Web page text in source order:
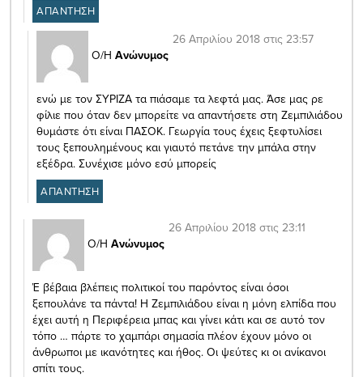
ΑΠΑΝΤΗΣΗ
Ο/Η Ανώνυμος
26 Απριλίου 2018 στις 23:57
ενώ με τον ΣΥΡΙΖΑ τα πιάσαμε τα λεφτά μας. Άσε μας ρε
φίλιε που όταν δεν μπορείτε να απαντήσετε στη Ζεμπιλιάδου
θυμάστε ότι είναι ΠΑΣΟΚ. Γεωργία τους έχεις ξεφτυλίσει
τους ξεπουλημένους και γιαυτό πετάνε την μπάλα στην
εξέδρα. Συνέχισε μόνο εσύ μπορείς
ΑΠΑΝΤΗΣΗ
Ο/Η Ανώνυμος
26 Απριλίου 2018 στις 23:11
Έ βέβαια βλέπεις πολιτικοί του παρόντος είναι όσοι
ξεπουλάνε τα πάντα! Η Ζεμπιλιάδου είναι η μόνη ελπίδα που
έχει αυτή η Περιφέρεια μπας και γίνει κάτι και σε αυτό τον
τόπο … πάρτε το χαμπάρι σημασία πλέον έχουν μόνο οι
άνθρωποι με ικανότητες και ήθος. Οι ψεύτες κι οι ανίκανοι
σπίτι τους.